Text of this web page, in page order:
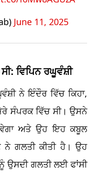
June 11, 2025
ਵਿਪਿਨ ਰਘੂਵੰਸ਼ੀ
ਨੇ ਇੰਦੌਰ ਵਿੱਚ ਕਿਹਾ,
ਸੰਪਰਕ ਵਿੱਚ ਸੀ। ਉਸਨੇ
ਅਤੇ ਉਹ ਇਹ ਕਬੂਲ
ਨੇ ਗਲਤੀ ਕੀਤੀ ਹੈ। ਉਹ
ਉਸਦੀ ਗਲਤੀ ਲਈ ਫਾਂਸੀ